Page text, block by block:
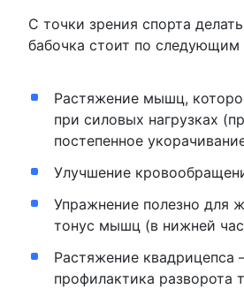
С точки зрения спорта
бабочка стоит по следующим
Растяжение мышц,
при силовых нагрузках
постепенное
Улучшение
Упражнение полезно для
тонус мышц (в нижней
Растяжение квадрицепса
профилактика разворота